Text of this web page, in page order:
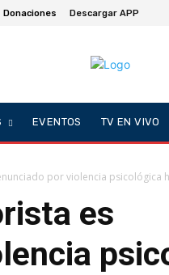
Donaciones Descargar APP
EVENTOS TV EN VIVO
por violencia psicológica
es